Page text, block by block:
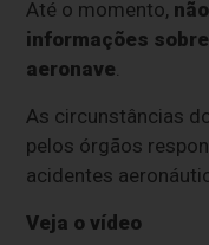
Até o momento,
informações
aeronave
As circunstâncias
pelos órgãos
acidentes
Veja o vídeo